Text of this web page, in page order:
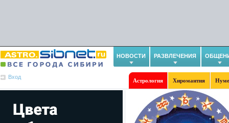
НОВОСТИ РАЗВЛЕЧЕНИЯ
Вход
Астрология Хиромантия